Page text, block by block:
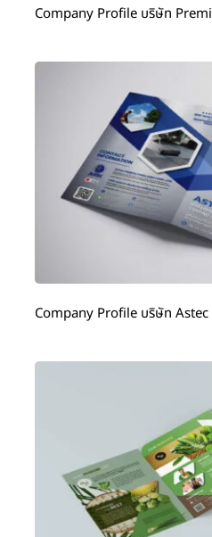
Company Profile บริษัท
Company Profile บริษัท